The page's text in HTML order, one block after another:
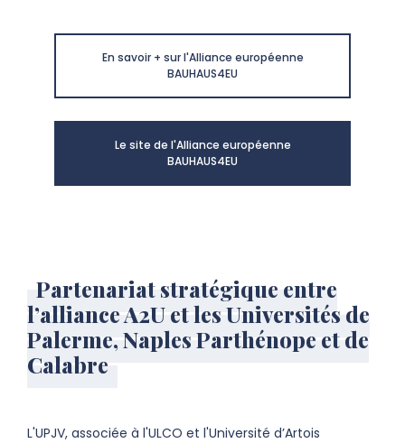
En savoir + sur l'Alliance européenne
BAUHAUS4EU
Le site de l'Alliance européenne
BAUHAUS4EU
Partenariat stratégique entre
l’alliance A2U et les Universités de
Palerme, Naples Parthénope et de
Calabre
L'UPJV, associée à l'ULCO et l'Université d’Artois